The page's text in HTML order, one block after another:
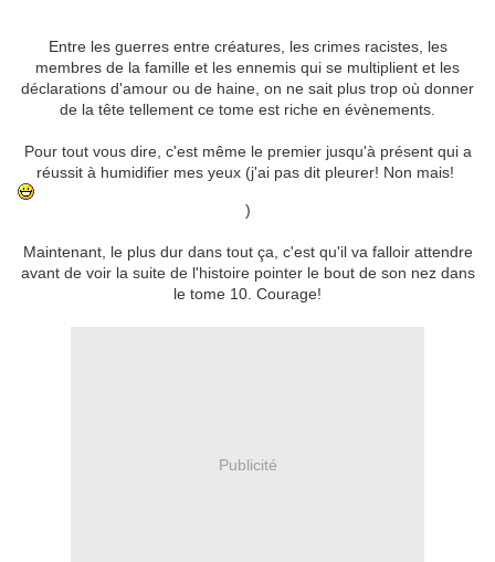
Entre les guerres entre créatures, les crimes racistes, les
membres de la famille et les ennemis qui se multiplient et les
déclarations d'amour ou de haine, on ne sait plus trop où donner
de la tête tellement ce tome est riche en évènements.
Pour tout vous dire, c'est même le premier jusqu'à présent qui a
réussit à humidifier mes yeux (j'ai pas dit pleurer! Non mais!
)
Maintenant, le plus dur dans tout ça, c'est qu'il va falloir attendre
avant de voir la suite de l'histoire pointer le bout de son nez dans
le tome 10. Courage!
Publicité